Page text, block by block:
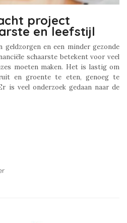
project
en leefstijl
geldzorgen en een minder gezonde
schaarste betekent voor veel
moeten maken. Het is lastig om
en groente te eten, genoeg te
is veel onderzoek gedaan naar de